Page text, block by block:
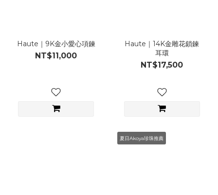
Haute｜9K金小愛心項鍊
NT$11,000
Haute｜14K金雕花鎖鍊
耳環
NT$17,500
夏日Akoya珍珠推薦